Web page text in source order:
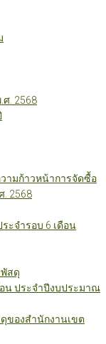
. 2568
ามก้าวหน้าการจัดซื้อ
. 2568
ะจำรอบ 6 เดือน
สดุ
น ประจำปีงบประมาณ
ของสำนักงานเขต